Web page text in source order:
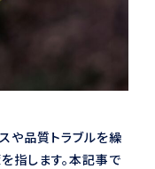
や品質トラブルを繰
指します。本記事で